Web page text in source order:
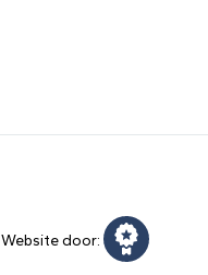
Website door: